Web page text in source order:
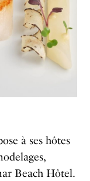
à ses hôtes
Beach Hôtel.